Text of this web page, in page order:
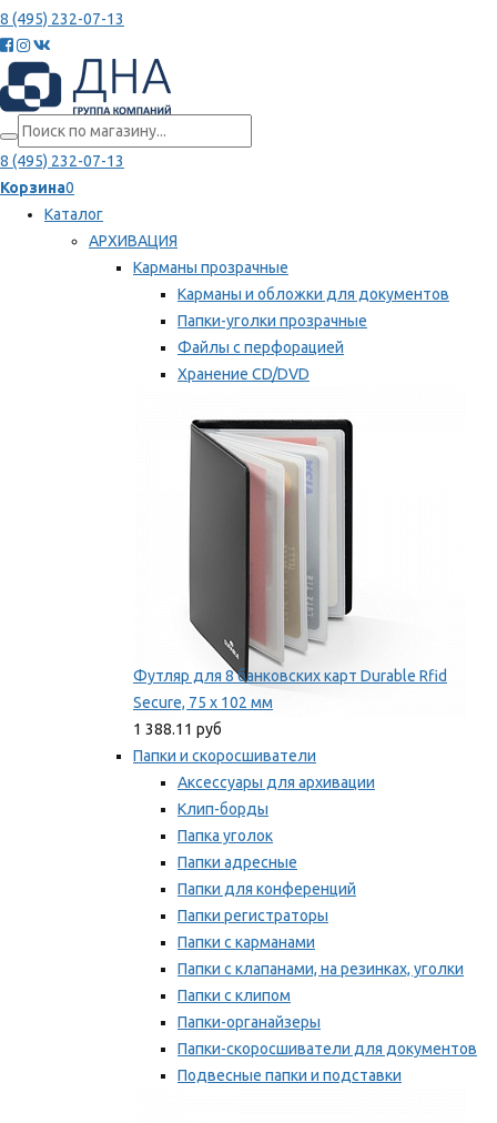
8 (495) 232-07-13
8 (495) 232-07-13
Корзина0
Каталог
АРХИВАЦИЯ
Карманы прозрачные
Карманы и обложки для документов
Папки-уголки прозрачные
Файлы с перфорацией
Хранение CD/DVD
Мы рекомендуем
Футляр для 8 банковских карт Durable Rfid
Secure, 75 х 102 мм
1 388.11 руб
Папки и скоросшиватели
Аксессуары для архивации
Клип-борды
Папка уголок
Папки адресные
Папки для конференций
Папки регистраторы
Папки с карманами
Папки с клапанами, на резинках, уголки
Папки с клипом
Папки-органайзеры
Папки-скоросшиватели для документов
Подвесные папки и подставки